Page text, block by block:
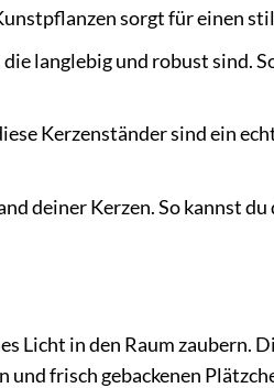
sorgt für einen
langlebig und robust sind.
Kerzenständer sind ein
deiner Kerzen. So kannst
Licht in den Raum zaubern.
frisch gebackenen